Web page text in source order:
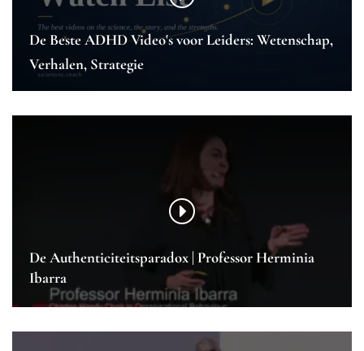
De Beste ADHD Video's voor Leiders: Wetenschap,
Verhalen, Strategie
De Authenticiteitsparadox | Professor Herminia
Ibarra